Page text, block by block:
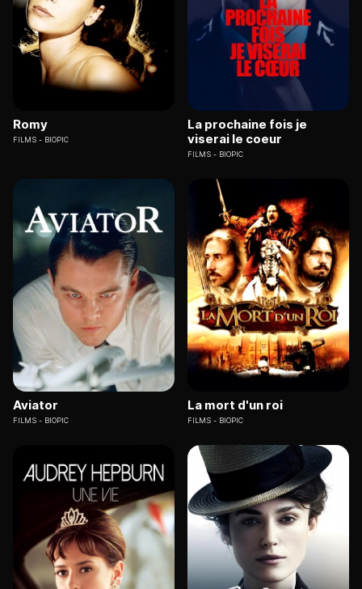
Romy
FILMS BIOPIC
La prochaine fois je
viserai le coeur
FILMS BIOPIC
Aviator
FILMS BIOPIC
La mort d'un roi
FILMS BIOPIC